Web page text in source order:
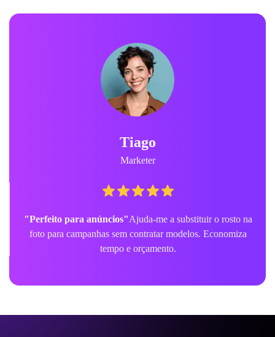
Tiago
Marketer
"Perfeito para anúncios"Ajuda-me a substituir o rosto na
foto para campanhas sem contratar modelos. Economiza
tempo e orçamento.